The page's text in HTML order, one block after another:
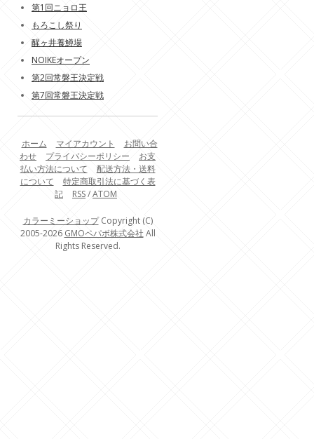
第1回ニョロ王
もろこし祭り
醒ヶ井養鱒場
NOIKEオープン
第2回常磐王決定戦
第7回常磐王決定戦
ホーム マイアカウント
お問い合
わせ
プライバシーポリシー
お支
払い方法について
配送方法・送料
について
特定商取引法に基づく表
記
RSS/ATOM
カラーミーショップCopyright (C)
2005-2026 GMOペパボ株式会社 All
Rights Reserved.